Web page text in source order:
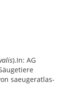
).In: AG
saeugeratlas-